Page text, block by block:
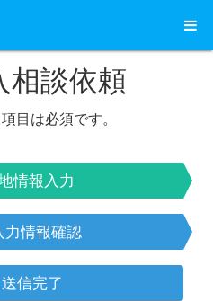
相談依頼
目は必須です。
情報入力
力情報確認
信完了